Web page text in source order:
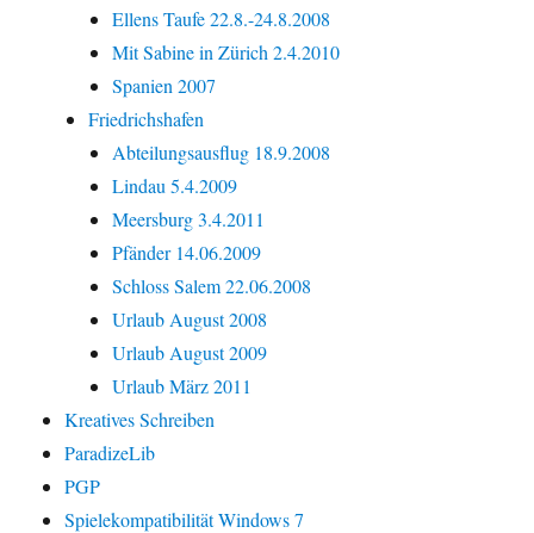
Ellens Taufe 22.8.-24.8.2008
Mit Sabine in Zürich 2.4.2010
Spanien 2007
Friedrichshafen
Abteilungsausflug 18.9.2008
Lindau 5.4.2009
Meersburg 3.4.2011
Pfänder 14.06.2009
Schloss Salem 22.06.2008
Urlaub August 2008
Urlaub August 2009
Urlaub März 2011
Kreatives Schreiben
ParadizeLib
PGP
Spielekompatibilität Windows 7